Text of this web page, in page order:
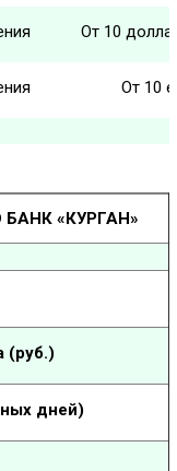
От 10
От 10
БАНК «КУРГАН»
(руб.)
дней)